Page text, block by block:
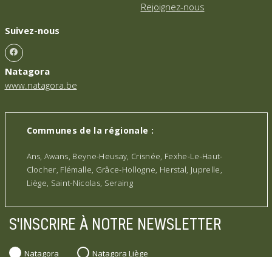
Rejoignez-nous
Suivez-nous
Natagora
www.natagora.be
Communes de la régionale :
Ans, Awans, Beyne-Heusay, Crisnée, Fexhe-Le-Haut-
Clocher, Flémalle, Grâce-Hollogne, Herstal, Juprelle,
Liège, Saint-Nicolas, Seraing
S'INSCRIRE À NOTRE NEWSLETTER
Natagora Natagora Liège